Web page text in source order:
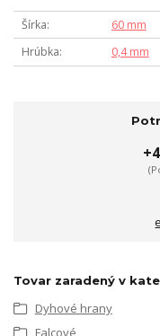
Šírka
60 mm
Hrúbka
0,4 mm
Tovar zaradený v
Dyhové hrany
Falcové